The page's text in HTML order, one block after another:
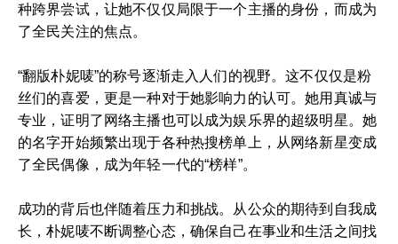
种跨界尝试，让她不仅仅局限于一个主播的身份，而成为
了全民关注的焦点。
“翻版朴妮唛”的称号逐渐走入人们的视野。这不仅仅是粉
丝们的喜爱，更是一种对于她影响力的认可。她用真诚与
专业，证明了网络主播也可以成为娱乐界的超级明星。她
的名字开始频繁出现于各种热搜榜单上，从网络新星变成
了全民偶像，成为年轻一代的“榜样”。
成功的背后也伴随着压力和挑战。从公众的期待到自我成
长，朴妮唛不断调整心态，确保自己在事业和生活之间找